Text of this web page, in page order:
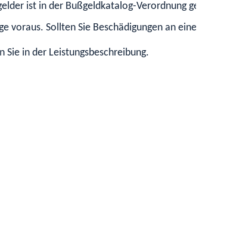
ist in der Bußgeldkatalog-Verordnung geregelt.
voraus. Sollten Sie Beschädigungen an einer
Sie in der Leistungsbeschreibung.